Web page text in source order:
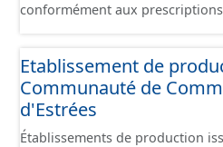
conformément aux prescriptions
Etablissement de
Communauté de
d'Estrées
Établissements de production